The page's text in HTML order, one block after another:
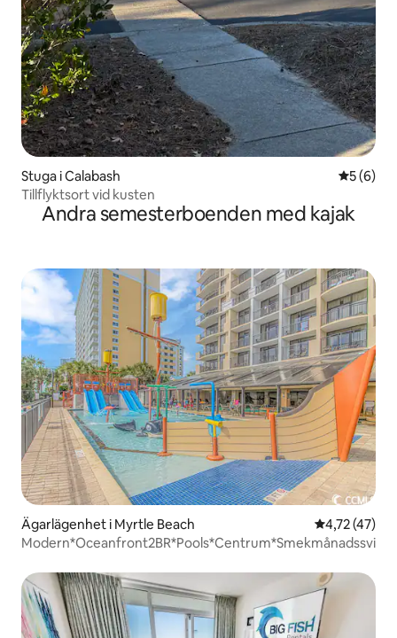
Stuga i Calabash 5 av 5 i
5 (6)
Tillflyktsort vid kusten
Andra semesterboenden med kajak
Ägarlägenhet i Myrtle Beach 4,72 av 5 i
4,72 (47)
Modern*Oceanfront2BR*Pools*Centrum*Smekmånadssvit